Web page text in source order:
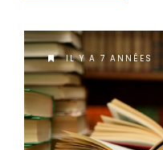
IL Y A 7 ANNÉES